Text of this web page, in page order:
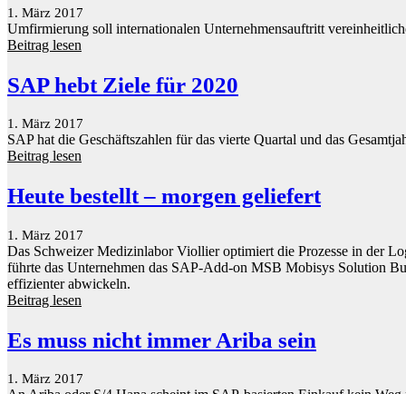
1. März 2017
Umfirmierung soll internationalen Unternehmensauftritt
Beitrag lesen
SAP hebt Ziele für 2020
1. März 2017
SAP hat die Geschäftszahlen für das vierte Quartal und das
Beitrag lesen
Heute bestellt – morgen geliefert
1. März 2017
Das Schweizer Medizinlabor Viollier optimiert die Prozesse in der
führte das Unternehmen das SAP-Add-on MSB Mobisys Solution
effizienter abwickeln.
Beitrag lesen
Es muss nicht immer Ariba sein
1. März 2017